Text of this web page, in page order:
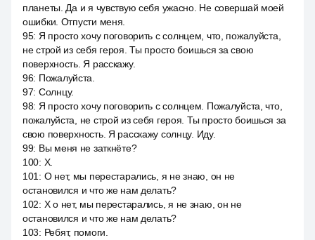
планеты. Да и я чувствую себя ужасно. Не совершай моей
ошибки. Отпусти меня.
95: Я просто хочу поговорить с солнцем, что, пожалуйста,
не строй из себя героя. Ты просто боишься за свою
поверхность. Я расскажу.
96: Пожалуйста.
97: Солнцу.
98: Я просто хочу поговорить с солнцем. Пожалуйста, что,
пожалуйста, не строй из себя героя. Ты просто боишься за
свою поверхность. Я расскажу солнцу. Иду.
99: Вы меня не заткнёте?
100: X.
101 : O нет, мы перестарались, я не знаю, он не
остановился и что же нам делать?
102: X o нет, мы перестарались, я не знаю, он не
остановился и что же нам делать?
103: Ребят, помоги.